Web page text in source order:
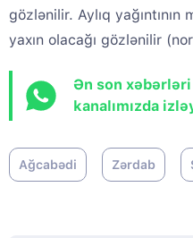
gözlənilir. Aylıq yağıntının
yaxın olacağı gözlənilir
Ən son
kanalımızda
Ağcabədi Zərdab